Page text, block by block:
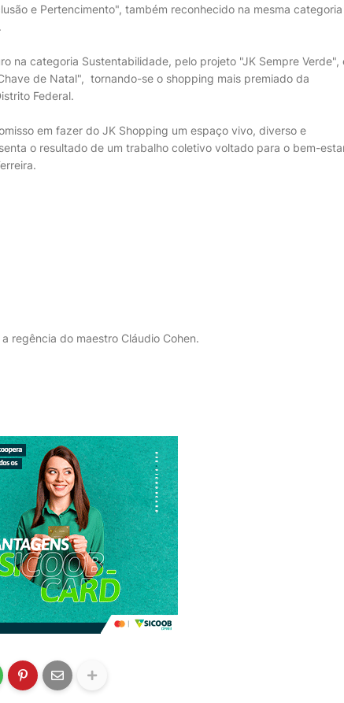
e Pertencimento", também reconhecido na mesma categoria
na categoria Sustentabilidade, pelo projeto "JK Sempre Verde",
de Natal", tornando-se o shopping mais premiado da
Federal.
em fazer do JK Shopping um espaço vivo, diverso e
o resultado de um trabalho coletivo voltado para o bem-
regência do maestro Cláudio Cohen.